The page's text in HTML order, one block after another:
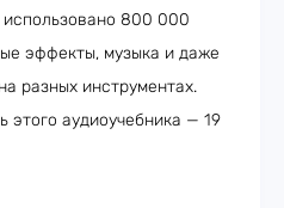
800 000
эффекты, музыка и даже
разных инструментах.
этого аудиоучебника — 19